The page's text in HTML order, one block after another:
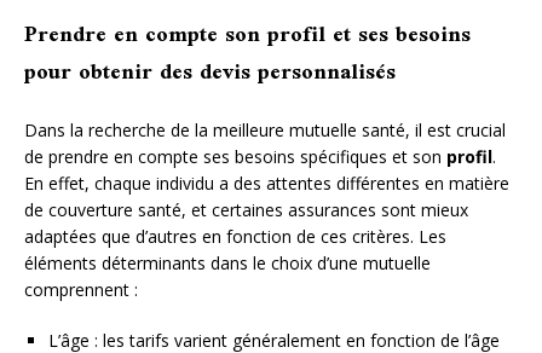
Prendre en compte son profil et ses besoins
pour obtenir des devis personnalisés
Dans la recherche de la meilleure mutuelle santé, il est crucial
de prendre en compte ses besoins spécifiques et son profil.
En effet, chaque individu a des attentes différentes en matière
de couverture santé, et certaines assurances sont mieux
adaptées que d’autres en fonction de ces critères. Les
éléments déterminants dans le choix d’une mutuelle
comprennent :
L’âge : les tarifs varient généralement en fonction de l’âge